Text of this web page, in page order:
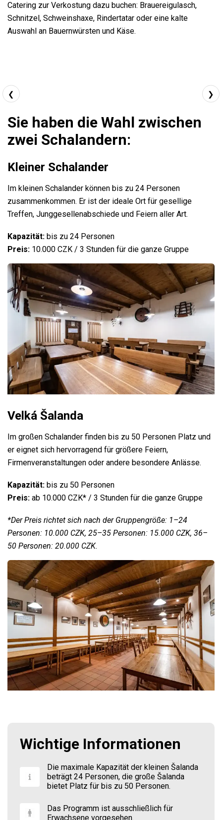
Catering zur Verkostung dazu buchen: Brauereigulasch,
Schnitzel, Schweinshaxe, Rindertatar oder eine kalte
Auswahl an Bauernwürsten und Käse.
❮ ❯
Sie haben die Wahl zwischen
zwei Schalandern:
Kleiner Schalander
Im kleinen Schalander können bis zu 24 Personen
zusammenkommen. Er ist der ideale Ort für gesellige
Treffen, Junggesellenabschiede und Feiern aller Art.
Kapazität: bis zu 24 Personen
Preis: 10.000 CZK / 3 Stunden für die ganze Gruppe
Velká Šalanda
Im großen Schalander finden bis zu 50 Personen Platz und
er eignet sich hervorragend für größere Feiern,
Firmenveranstaltungen oder andere besondere Anlässe.
Kapazität: bis zu 50 Personen
Preis: ab 10.000 CZK* / 3 Stunden für die ganze Gruppe
*Der Preis richtet sich nach der Gruppengröße: 1–24
Personen: 10.000 CZK, 25–35 Personen: 15.000 CZK, 36–
50 Personen: 20.000 CZK.
Wichtige Informationen
Die maximale Kapazität der kleinen Šalanda
beträgt 24 Personen, die große Šalanda
bietet Platz für bis zu 50 Personen.
Das Programm ist ausschließlich für
Erwachsene vorgesehen.